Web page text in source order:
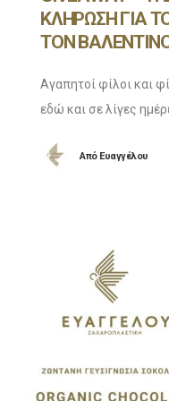
ΚΛΗΡΩΣΗ ΓΙΑ
ΤΟΝ
Αγαπητοί φίλοι και
εδώ και σε λίγες
Ευαγγέλου έχουμε
ΑπόΕυαγγέλου